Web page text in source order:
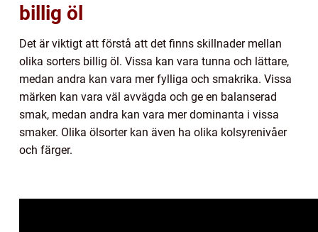
billig öl
Det är viktigt att förstå att det finns skillnader mellan
olika sorters billig öl. Vissa kan vara tunna och lättare,
medan andra kan vara mer fylliga och smakrika. Vissa
märken kan vara väl avvägda och ge en balanserad
smak, medan andra kan vara mer dominanta i vissa
smaker. Olika ölsorter kan även ha olika kolsyrenivåer
och färger.